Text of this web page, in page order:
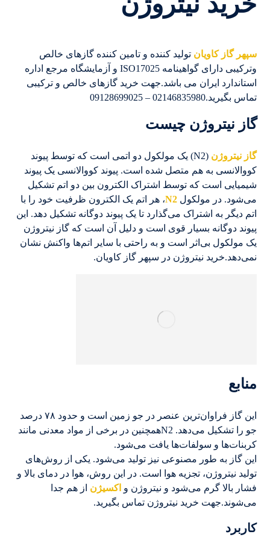
سپهر گاز کاویان تولید کننده و تامین کننده گازهای خالص
وترکیبی دارای گواهینامه ISO17025 و آزمایشگاه مرجع اداره
استاندارد ایران می باشد.جهت خرید گازهای خالص و ترکیبی
تماس بگیرید.02146835980 – 09128699025
گاز نیتروژن چیست
گاز نیتروژن
(N2) یک مولکول دو اتمی است که توسط پیوند
کووالانسی به هم متصل شده است. پیوند کووالانسی یک پیوند
شیمیایی است که توسط اشتراک الکترون بین دو اتم تشکیل
می‌شود. در مولکولN2، هر اتم یک الکترون ظرفیت خود را با
اتم دیگر به اشتراک می‌گذارد تا یک پیوند دوگانه تشکیل دهد. این
پیوند دوگانه بسیار قوی است و دلیل آن است که گاز نیتروژن
یک مولکول بی‌اثر است و به راحتی با سایر اتم‌ها واکنش نشان
نمی‌دهد.خرید نیتروژن در سپهر گاز کاویان.
منابع
این گاز فراوان‌ترین عنصر در جو زمین است و حدود ۷۸ درصد
جو را تشکیل می‌دهد. N2همچنین در برخی از مواد معدنی مانند
کربنات‌ها و سولفات‌ها یافت می‌شود.
این گاز به طور مصنوعی نیز تولید می‌شود. یکی از روش‌های
تولید نیتروژن، تجزیه هوا است. در این روش، هوا در دمای بالا و
فشار بالا گرم می‌شود و نیتروژن و اکسیژن از هم جدا
می‌شوند.جهت خرید نیتروژن تماس بگیرید.
کاربرد